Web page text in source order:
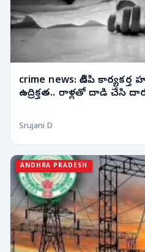
crime news: టీడీపీ
ఉద్రిక్తత.. రాళ్లతో దాడి చేసి
Srujani D
ANDHRA PRADESH